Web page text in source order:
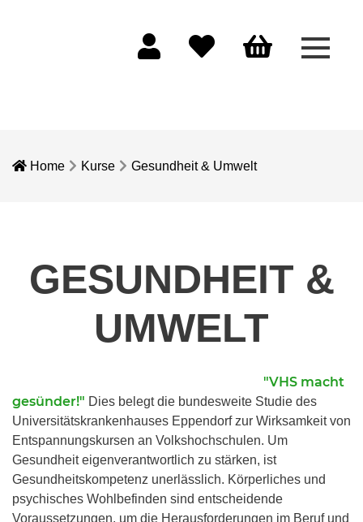
Menü
Home Kurse Gesundheit & Umwelt
GESUNDHEIT &
UMWELT
"VHS macht
gesünder!" Dies belegt die bundesweite Studie des
Universitätskrankenhauses Eppendorf zur Wirksamkeit von
Entspannungskursen an Volkshochschulen. Um
Gesundheit eigenverantwortlich zu stärken, ist
Gesundheitskompetenz unerlässlich. Körperliches und
psychisches Wohlbefinden sind entscheidende
Voraussetzungen, um die Herausforderungen im Beruf und